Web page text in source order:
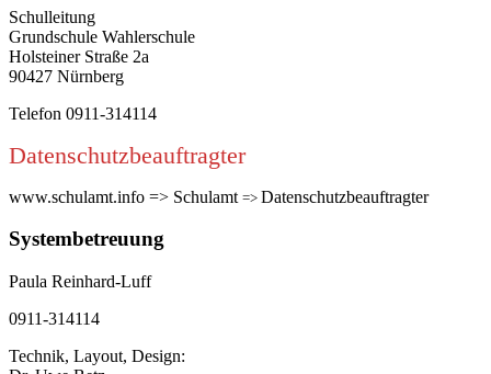
Schulleitung
Grundschule Wahlerschule
Holsteiner Straße 2a
90427 Nürnberg
Telefon 0911-314114
Datenschutzbeauftragter
www.schulamt.info => Schulamt => Datenschutzbeauftragter
Systembetreuung
Paula Reinhard-Luff
0911-314114
Technik, Layout, Design: